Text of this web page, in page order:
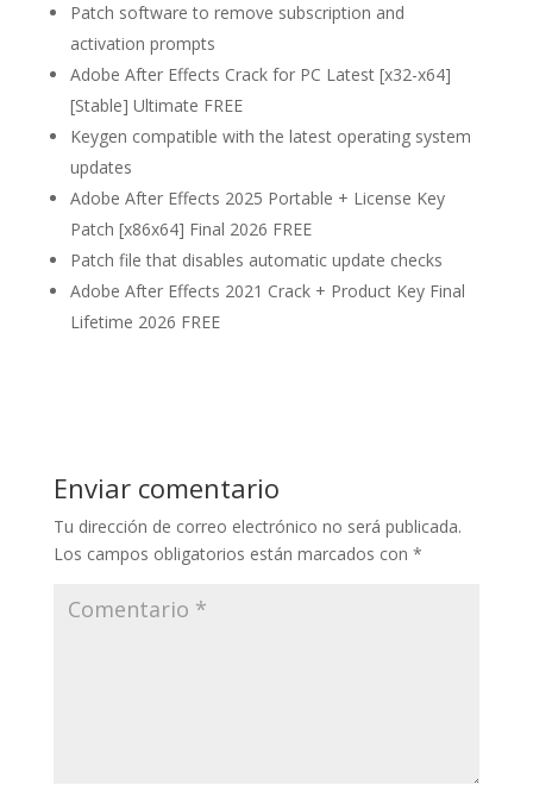
Patch software to remove subscription and
activation prompts
Adobe After Effects Crack for PC Latest [x32-x64]
[Stable] Ultimate FREE
Keygen compatible with the latest operating system
updates
Adobe After Effects 2025 Portable + License Key
Patch [x86x64] Final 2026 FREE
Patch file that disables automatic update checks
Adobe After Effects 2021 Crack + Product Key Final
Lifetime 2026 FREE
Enviar comentario
Tu dirección de correo electrónico no será publicada.
Los campos obligatorios están marcados con *